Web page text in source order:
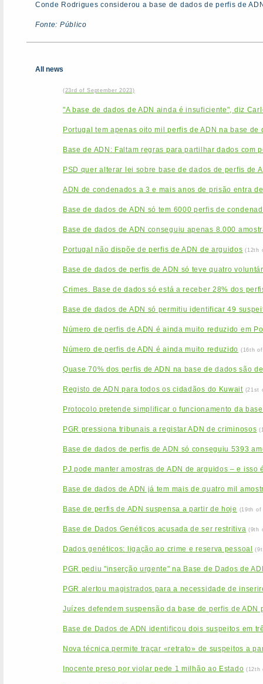
Conde Rodrigues considerou a base de dados de perfis de
Fonte: Público
All news
(23rd of September 2023)
"A base de dados de ADN ainda é insuficiente", diz
Portugal tem apenas oito mil perfis de ADN na base de
Base de ADN: Faltam regras para partilhar dados com
PSD quer alterar lei sobre base de dados de perfis de
ADN de condenados a 3 e mais anos de prisão entra
Base de dados de ADN só tem 6000 perfis de
Base de dados de ADN conseguiu apenas 8.000
Portugal não dispõe de perfis de ADN de arguidos (12th
Base de dados de perfis de ADN só teve quatro
Crimes. Base de dados só está a receber 28% dos
Base de dados de ADN só permitiu identificar 49
Número de perfis de ADN é ainda muito reduzido em
Número de perfis de ADN é ainda muito reduzido (16th
Quase 70% dos perfis de ADN na base de dados são
Registo de ADN para todos os cidadãos do Kuwait (21st
Protocolo pretende simplificar o funcionamento da
PGR pressiona tribunais a registar ADN de criminosos
Base de dados de perfis de ADN só conseguiu 5393
PJ pode manter amostras de ADN de arguidos – e isso
Base de dados de ADN já tem mais de quatro mil
Base de perfis de ADN suspensa a partir de hoje (19th of
Base de Dados Genéticos acusada de ser restritiva (9th
Dados genéticos: ligação ao crime e reserva pessoal
PGR pediu "inserção urgente" na Base de Dados de
PGR alertou magistrados para a necessidade de
Juízes defendem suspensão da base de perfis de ADN
Base de Dados de ADN identificou dois suspeitos em
Nova técnica permite traçar «retrato» de suspeitos a
Inocente preso por violar pede 1 milhão ao Estado (12th